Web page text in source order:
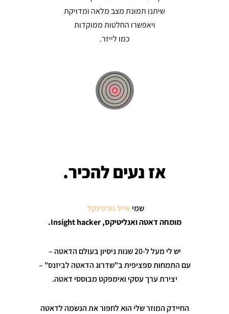
שיתנו תמונת מצב מלאה ומדויקת
ויאפשרו החלטות ממוקדות
כמו לייזר.
אז נעים להכיר.
שמי אייל גורפינקל
מומחה דאטה ואנליטיקס, Insight hacker.
יש לי מעל ל-20 שנות ניסיון בעולם הדאטה –
עם התמחות ספציפית ב"שדרוג הדאטה לביזנס" –
יצירת ערך עסקי ואימפקט מבוססי דאטה.
החיידק המוזר שלי הוא לחפור את הנשמה לדאטה